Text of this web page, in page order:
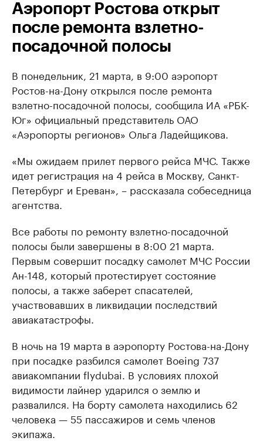
Аэропорт Ростова открыт
после ремонта взлетно-
посадочной полосы
В понедельник, 21 марта, в 9:00 аэропорт
Ростов-на-Дону открылся после ремонта
взлетно-посадочной полосы, сообщила ИА «РБК-
Юг» официальный представитель ОАО
«Аэропорты регионов» Ольга Ладейщикова.
«Мы ожидаем прилет первого рейса МЧС. Также
идет регистрация на 4 рейса в Москву, Санкт-
Петербург и Ереван», – рассказала собеседница
агентства.
Все работы по ремонту взлетно-посадочной
полосы были завершены в 8:00 21 марта.
Первым совершит посадку самолет МЧС России
Ан-148, который протестирует состояние
полосы, а также заберет спасателей,
участвовавших в ликвидации последствий
авиакатастрофы.
В ночь на 19 марта в аэропорту Ростова-на-Дону
при посадке разбился самолет Boeing 737
авиакомпании flydubai. В условиях плохой
видимости лайнер ударился о землю и
развалился. На борту самолета находились 62
человека — 55 пассажиров и семь членов
экипажа.